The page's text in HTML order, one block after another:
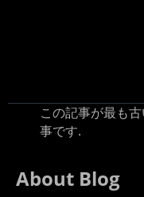
この記事が最も
事です.
About Blog